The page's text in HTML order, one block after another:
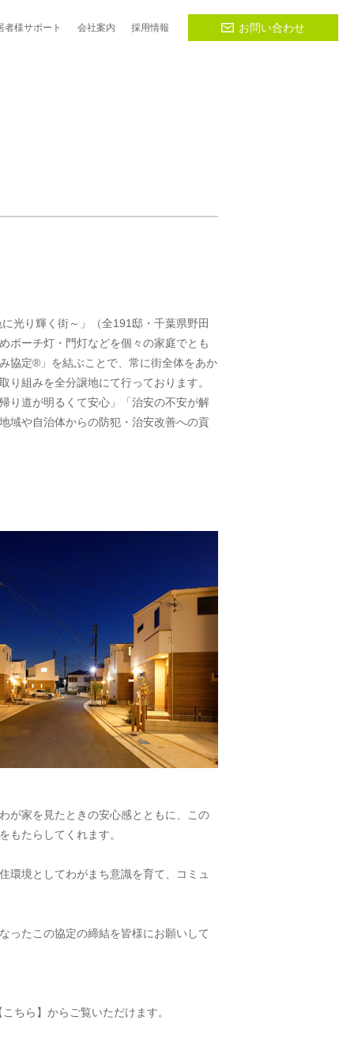
者様サポート 会社案内 採用情報 お問い合わせ
光り輝く街～」（全191邸・千葉県野田
ポーチ灯・門灯などを個々の家庭でとも
協定®」を結ぶことで、常に街全体をあか
り組みを全分譲地にて行っております。
り道が明るくて安心」「治安の不安が解
域や自治体からの防犯・治安改善への貢
が家を見たときの安心感とともに、この
もたらしてくれます。
環境としてわがまち意識を育て、コミュ
ったこの協定の締結を皆様にお願いして
ちら】 からご覧いただけます。